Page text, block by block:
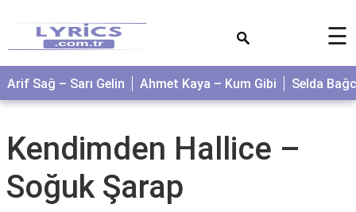
☰
Arif Sağ – Sarı Gelin Ahmet Kaya – Kum Gibi Selda
Kendimden Hallice –
Soğuk Şarap